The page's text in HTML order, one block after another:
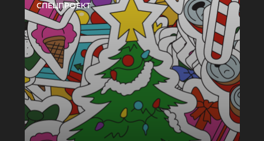
СПЕЦПРОЕКТ